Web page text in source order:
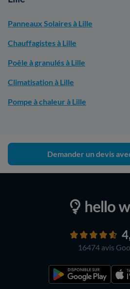
Panneaux Solaires à Lille
Chauffagistes à Lille
Poêle à granulés à Lille
Climatisation à Lille
Pompe à chaleur à Lille
Demander un devis
16474 avis